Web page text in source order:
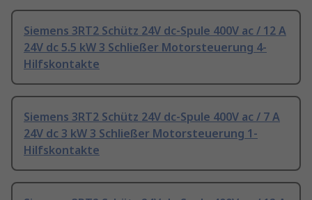
Siemens 3RT2 Schütz 24V dc-Spule 400V ac / 12 A
24V dc 5.5 kW 3 Schließer Motorsteuerung 4-
Hilfskontakte
Siemens 3RT2 Schütz 24V dc-Spule 400V ac / 7 A
24V dc 3 kW 3 Schließer Motorsteuerung 1-
Hilfskontakte